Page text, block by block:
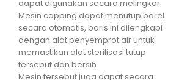
dapat digunakan secara melingkar.
Mesin capping dapat menutup barel
secara otomatis, baris ini dilengkapi
dengan alat penyemprot air untuk
memastikan alat sterilisasi tutup
tersebut dan bersih.
Mesin tersebut juga dapat secara